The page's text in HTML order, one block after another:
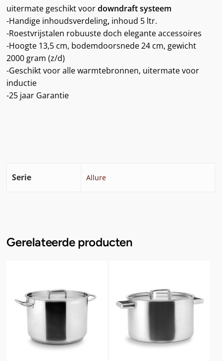
uitermate geschikt voordowndraft systeem
-Handige inhoudsverdeling, inhoud 5 ltr.
-Roestvrijstalen robuuste doch elegante accessoires
-Hoogte 13,5 cm, bodemdoorsnede 24 cm, gewicht
2000 gram (z/d)
-Geschikt voor alle warmtebronnen, uitermate voor
inductie
-25 jaar Garantie
Serie Allure
Gerelateerde producten